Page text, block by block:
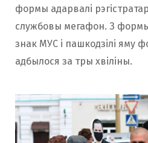
формы адарвалі рэгістратар
службовы мегафон. З формы
знак МУС і пашкодзілі яму
адбылося за тры хвіліны.